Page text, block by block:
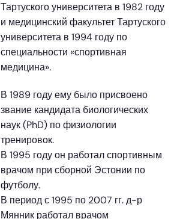
Тартуского университета в 1982 году
и медицинский факультет Тартуского
университета в 1994 году по
специальности «спортивная
медицина».
В 1989 году ему было присвоено
звание кандидата биологических
наук (PhD) по физиологии
тренировок.
В 1995 году он работал спортивным
врачом при сборной Эстонии по
футболу.
В период с 1995 по 2007 гг. д-р
Мянник работал врачом